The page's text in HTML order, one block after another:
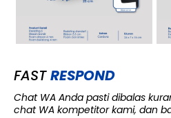
FASTRESPOND
Chat WA Anda pasti dibalas
chat WA kompetitor kami, dan